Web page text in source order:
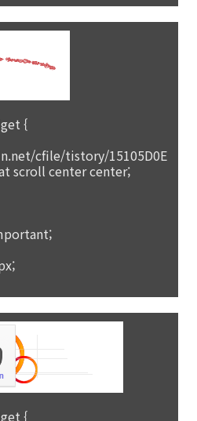
{
cfile/tistory/15105D0E
scroll center center;
{